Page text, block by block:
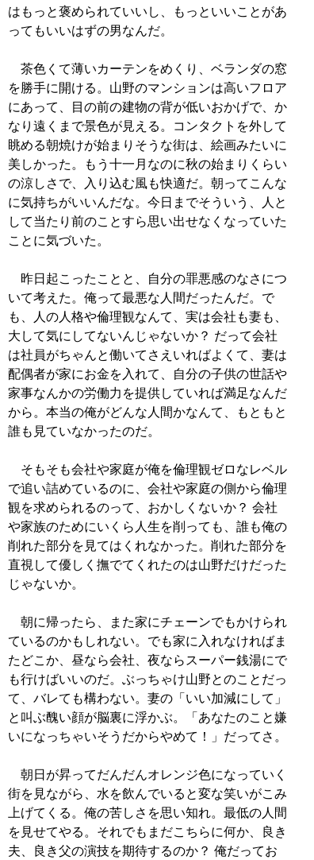
はもっと褒められていいし、もっといいことがあ
ってもいいはずの男なんだ。
茶色くて薄いカーテンをめくり、ベランダの窓
を勝手に開ける。山野のマンションは高いフロア
にあって、目の前の建物の背が低いおかげで、か
なり遠くまで景色が見える。コンタクトを外して
眺める朝焼けが始まりそうな街は、絵画みたいに
美しかった。もう十一月なのに秋の始まりくらい
の涼しさで、入り込む風も快適だ。朝ってこんな
に気持ちがいいんだな。今日までそういう、人と
して当たり前のことすら思い出せなくなっていた
ことに気づいた。
昨日起こったことと、自分の罪悪感のなさにつ
いて考えた。俺って最悪な人間だったんだ。で
も、人の人格や倫理観なんて、実は会社も妻も、
大して気にしてないんじゃないか？ だって会社
は社員がちゃんと働いてさえいればよくて、妻は
配偶者が家にお金を入れて、自分の子供の世話や
家事なんかの労働力を提供していれば満足なんだ
から。本当の俺がどんな人間かなんて、もともと
誰も見ていなかったのだ。
そもそも会社や家庭が俺を倫理観ゼロなレベル
で追い詰めているのに、会社や家庭の側から倫理
観を求められるのって、おかしくないか？ 会社
や家族のためにいくら人生を削っても、誰も俺の
削れた部分を見てはくれなかった。削れた部分を
直視して優しく撫でてくれたのは山野だけだった
じゃないか。
朝に帰ったら、また家にチェーンでもかけられ
ているのかもしれない。でも家に入れなければま
たどこか、昼なら会社、夜ならスーパー銭湯にで
も行けばいいのだ。ぶっちゃけ山野とのことだっ
て、バレても構わない。妻の「いい加減にして」
と叫ぶ醜い顔が脳裏に浮かぶ。「あなたのこと嫌
いになっちゃいそうだからやめて！」だってさ。
朝日が昇ってだんだんオレンジ色になっていく
街を見ながら、水を飲んでいると変な笑いがこみ
上げてくる。俺の苦しさを思い知れ。最低の人間
を見せてやる。それでもまだこちらに何か、良き
夫、良き父の演技を期待するのか？ 俺だってお